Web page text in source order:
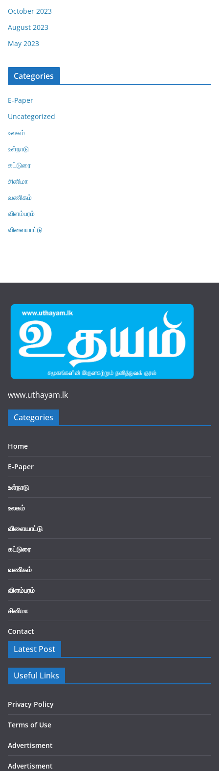
October 2023
August 2023
May 2023
Categories
E-Paper
Uncategorized
உலகம்
உள்நாடு
கட்டுரை
சினிமா
வணிகம்
விளம்பரம்
விளையாட்டு
www.uthayam.lk
Categories
Home
E-Paper
உள்நாடு
உலகம்
விளையாட்டு
கட்டுரை
வணிகம்
விளம்பரம்
சினிமா
Contact
Latest Post
Useful Links
Privacy Policy
Terms of Use
Advertisment
Advertisment